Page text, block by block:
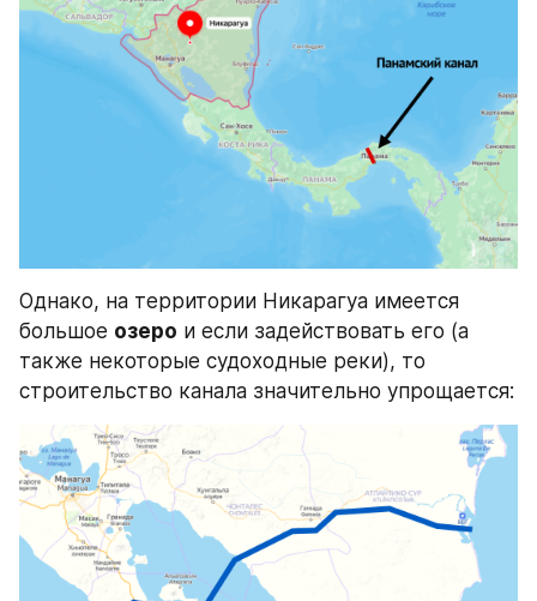
Однако, на территории Никарагуа имеется
большое озеро и если задействовать его (а
также некоторые судоходные реки), то
строительство канала значительно упрощается: